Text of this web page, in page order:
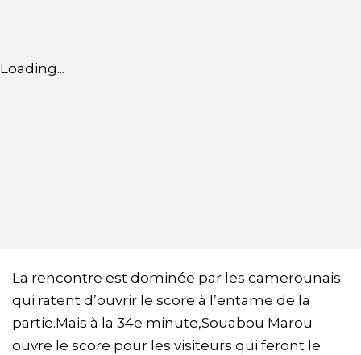
Loading...
La rencontre est dominée par les camerounais
qui ratent d’ouvrir le score à l’entame de la
partie.Mais à la 34e minute,Souabou Marou
ouvre le score pour les visiteurs qui feront le